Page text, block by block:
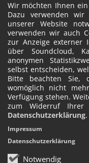
Wir möchten Ihnen
Dazu verwenden
unserer Website
verwenden wir auch
zur Anzeige externer
über Soundcloud,
anonymen
selbst entscheiden,
Bitte beachten Sie,
womöglich nicht
Verfügung stehen.
zum Widerruf
Datenschutzerklärung.
Notwendig
Impressum
Datenschutzerklärung